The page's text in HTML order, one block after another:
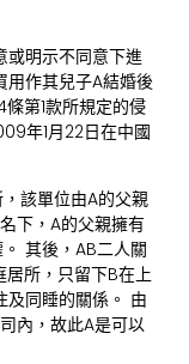
或明示不同意下進
用作其兒子A結婚後
第1款所規定的侵
年1月22日在中國
該單位由A的父親
下，A的父親擁有
其後，AB二人關
居所，只留下B在上
及同睡的關係。 由
內，故此A是可以